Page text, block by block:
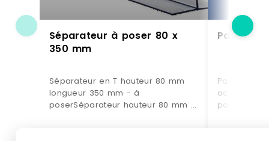
Séparateur à poser 80 x
350 mm
Séparateur en T hauteur 80 mm
longueur 350 mm - à
poserSéparateur hauteur 80 mm -
Panier fil
Panier fil